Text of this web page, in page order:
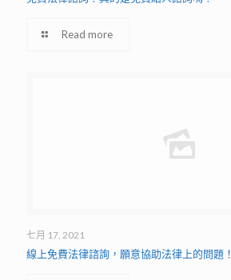
Read more
七月 17, 2021
線上免費法律諮詢，願意協助法律上的問題！